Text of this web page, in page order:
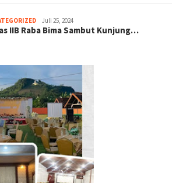
Juli 25, 2024
IIB Raba Bima Sambut Kunjung…